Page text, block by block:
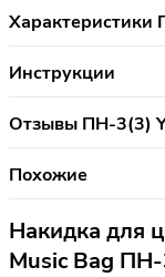
Характеристики
Инструкции
Отзывы ПН-3(3)
Похожие
Накидка для
Music Bag